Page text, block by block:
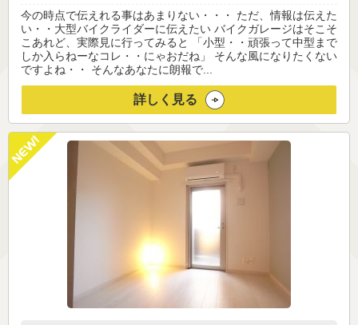
今の時点で伝えれる事はあまりない・・・ ただ、情報は伝えた
い・・大型バイクライダーに伝えたい バイクガレージはそこそ
こあれど、実際見に行ってみると 「小型・・頑張って中型まで
しか入らねーなコレ・・にゃおだね」 そんな風になりたくない
ですよね・・ そんなあなたに朗報で...
詳しく見る